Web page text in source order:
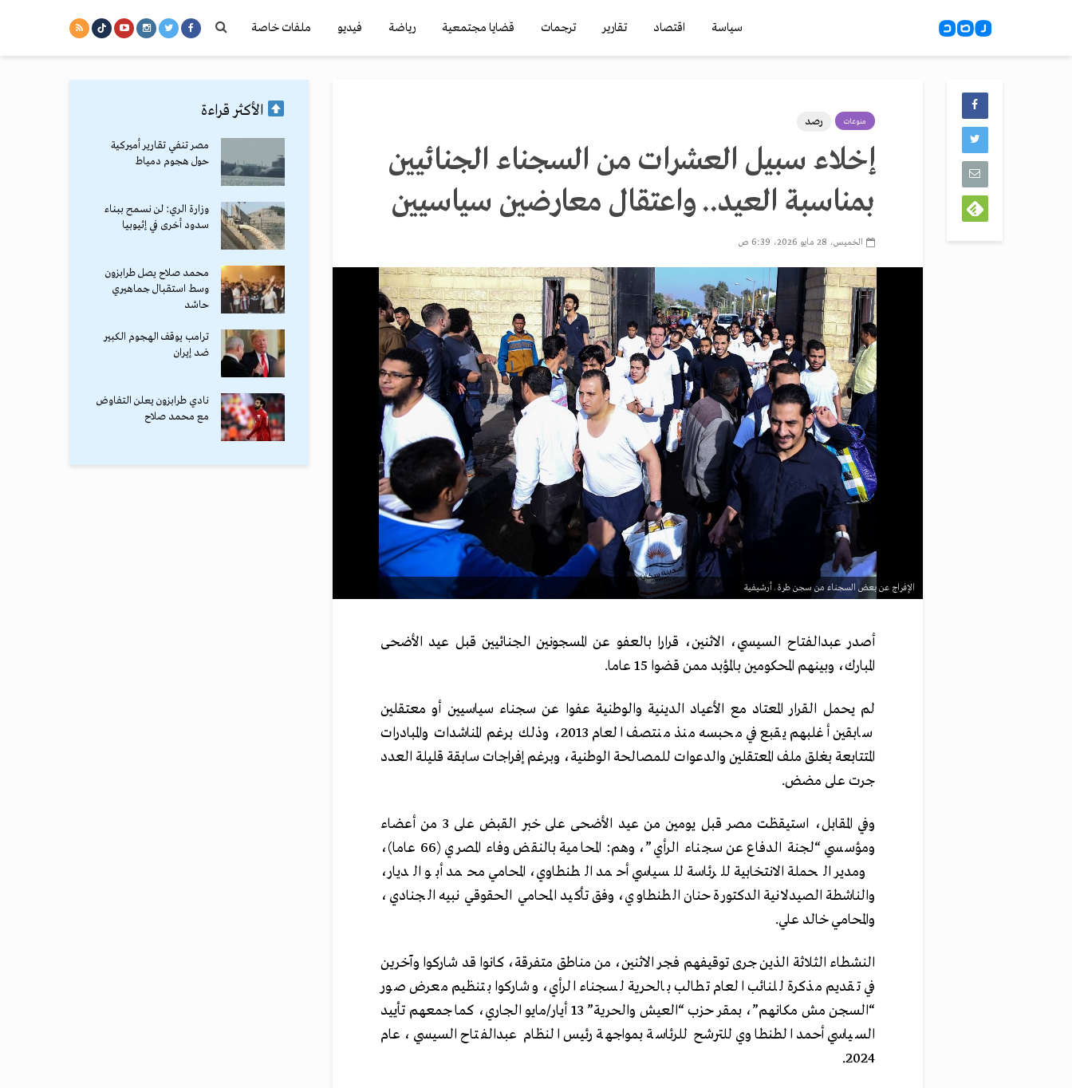
سياسة اقتصاد تقارير ترجمات قضايا مجتمعية رياضة فيديو ملفات خاصة
منوعات رصد
إخلاء سبيل العشرات من السجناء الجنائيين
بمناسبة العيد.. واعتقال معارضين سياسيين
الخميس، 28 مايو 2026، 6:39 ص
الإفراج عن بعض السجناء من سجن طرة ـ أرشيفية
أصدر عبدالفتاح السيسي، الاثنين، قرارا بالعفو عن المسجونين الجنائيين قبل عيد الأضحى
المبارك، وبينهم المحكومين بالمؤبد ممن قضوا 15 عاما.
لم يحمل القرار المعتاد مع الأعياد الدينية والوطنية عفوا عن سجناء سياسيين أو معتقلين
سابقين أغلبهم يقبع في محبسه منذ منتصف العام 2013، وذلك برغم المناشدات والمبادرات
المتتابعة بغلق ملف المعتقلين والدعوات للمصالحة الوطنية، وبرغم إفراجات سابقة قليلة العدد
جرت على مضض.
وفي المقابل، استيقظت مصر قبل يومين من عيد الأضحى على خبر القبض على 3 من أعضاء
ومؤسسي “لجنة الدفاع عن سجناء الرأي”، وهم: المحامية بالنقض وفاء المصري (66 عاما)،
ومدير الحملة الانتخابية للرئاسة للسياسي أحمد الطنطاوي، المحامي محمد أبو الديار،
والناشطة الصيدلانية الدكتورة حنان الطنطاوي، وفق تأكيد المحامي الحقوقي نبيه الجنادي،
والمحامي خالد علي.
النشطاء الثلاثة الذين جرى توقيفهم فجر الاثنين، من مناطق متفرقة، كانوا قد شاركوا وآخرين
في تقديم مذكرة للنائب العام تطالب بالحرية لسجناء الرأي، وشاركوا بتنظيم معرض صور
“السجن مش مكانهم”، بمقر حزب “العيش والحرية” 13 أيار/مايو الجاري، كما جمعهم تأييد
السياسي أحمد الطنطاوي للترشح للرئاسة بمواجهة رئيس النظام عبدالفتاح السيسي، عام
2024.
الأكثر قراءة
مصر تنفي تقارير أميركية
حول هجوم دمياط
وزارة الري: لن نسمح ببناء
سدود أخرى في إثيوبيا
محمد صلاح يصل طرابزون
وسط استقبال جماهيري
حاشد
ترامب يوقف الهجوم الكبير
ضد إيران
نادي طرابزون يعلن التفاوض
مع محمد صلاح